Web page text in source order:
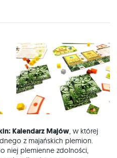
Kalendarz Majów, w której
z majańskich plemion.
niej plemienne zdolności,